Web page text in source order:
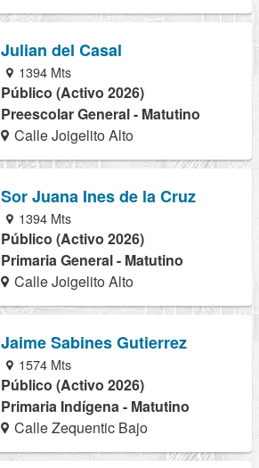
Julian del Casal
1394 Mts
Público (Activo 2026)
Preescolar General - Matutino
Calle Joigelito Alto
Sor Juana Ines de la Cruz
1394 Mts
Público (Activo 2026)
Primaria General - Matutino
Calle Joigelito Alto
Jaime Sabines Gutierrez
1574 Mts
Público (Activo 2026)
Primaria Indígena - Matutino
Calle Zequentic Bajo